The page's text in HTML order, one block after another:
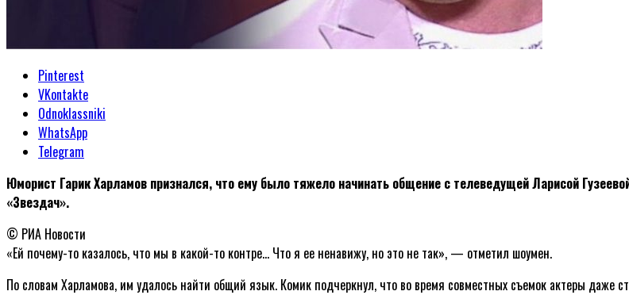
Pinterest
VKontakte
Odnoklassniki
WhatsApp
Telegram
Юморист Гарик Харламов признался, что ему было тяжело начинать общение с телеведущей Ларисой
«Звездач».
© РИА Новости
«Ей почему-то казалось, что мы в какой-то контре… Что я ее ненавижу, но это не так», — отметил шоумен.
По словам Харламова, им удалось найти общий язык. Комик подчеркнул, что во время совместных съемок актеры даже